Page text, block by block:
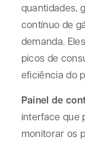
quantidades,
contínuo de
demanda.
picos de
eficiência do
Painel de
interface que
monitorar os